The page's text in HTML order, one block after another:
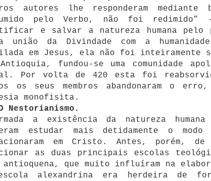
autores lhe responderam
pelo Verbo, não foi
e salvar a natureza humana pelo
união da Divindade com a
em Jesus, ela não foi inteiramente
Antioquia, fundou-se uma comunidade
Por volta de 420 esta foi
os seus membros abandonaram o
monofisita.
Nestorianismo.
a existência da natureza
estudar mais detidamente o modo
em Cristo. Antes, porém,
as duas principais escolas
antioquena, que muito influíram na
alexandrina era herdeira de